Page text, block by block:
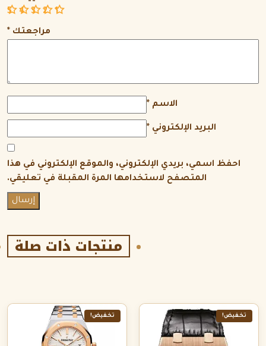
1
2
3
4
5
مراجعتك*
الاسم*
البريد الإلكتروني*
احفظ اسمي، بريدي الإلكتروني، والموقع الإلكتروني في هذا
المتصفح لاستخدامها المرة المقبلة في تعليقي.
منتجات ذات صلة
تخفيض! تخفيض!